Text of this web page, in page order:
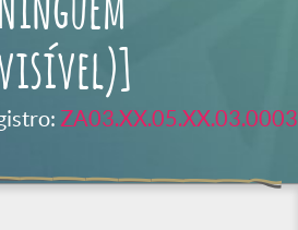
ZA03.XX.05.XX.03.0003